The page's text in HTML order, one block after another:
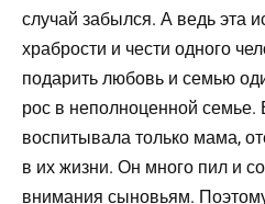
случай забылся. А ведь эта
храбрости и чести одного
подарить любовь и семью
рос в неполноценной семье.
воспитывала только мама,
в их жизни. Он много пил и
внимания сыновьям.